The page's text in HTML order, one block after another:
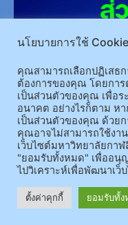
(อ.นามน)13 หมู่ 14 ต.สงเปลือย
(อ.เมือง)62/1 ถ.เกษตรสมบูรณ์ ต.กา
©
นโยบายการใช้ Cookie
คุณสามารถเลือกปฏิเสธ
ต้องการของคุณ โดยการ
เป็นส่วนตัวของคุณ เพื่อร
อนาคต อย่างไรก็ตาม ห
เป็นส่วนตัวของคุณ ด้วย
คุณอาจไม่สามารถใช้งา
เว็บไซต์มหาวิทยาลัยกา
"ยอมรับทั้งหมด" เพื่ออนุ
ไปวิเคราะห์เพื่อพัฒนาเ
ตั้งค่าคุกกี้ ยอมรับทั้ง